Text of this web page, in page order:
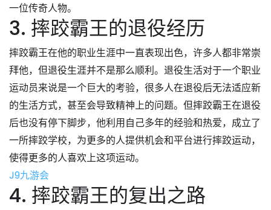
一位传奇人物。
3. 摔跤霸王的退役经历
摔跤霸王在他的职业生涯中一直表现出色，许多人都非常崇
拜他，但退役生涯并不是那么顺利。退役生活对于一个职业
运动员来说是一个巨大的考验，很多人在退役后无法适应新
的生活方式，甚至会导致精神上的问题。但摔跤霸王在退役
后也没有停下脚步，他利用自己多年的经验和热爱，成立了
一所摔跤学校，为更多的人提供机会和平台进行摔跤运动，
使得更多的人喜欢上这项运动。
J9九游会
4. 摔跤霸王的复出之路